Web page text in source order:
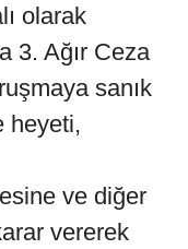
olarak
3. Ağır Ceza
sanık
heyeti,
ve diğer
vererek